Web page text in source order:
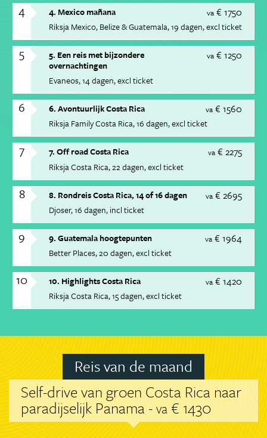
4 va € 1750
4. Mexico mañana
Riksja Mexico, Belize & Guatemala 19 dagen excl ticket
5 va € 1250
5. Een reis met bijzondere
overnachtingen
Evaneos 14 dagen excl ticket
6 va € 1560
6. Avontuurlijk Costa Rica
Riksja Family Costa Rica 16 dagen excl ticket
7 va € 2275
7. Off road Costa Rica
Riksja Costa Rica 22 dagen excl ticket
8 va € 2695
8. Rondreis Costa Rica, 14 of 16 dagen
Djoser 16 dagen incl ticket
9 va € 1964
9. Guatemala hoogtepunten
Better Places 20 dagen excl ticket
10 va € 1420
10. Highlights Costa Rica
Riksja Costa Rica 15 dagen excl ticket
Reis van de maand
Self-drive van groen Costa Rica naar
paradijselijk Panama -va € 1430